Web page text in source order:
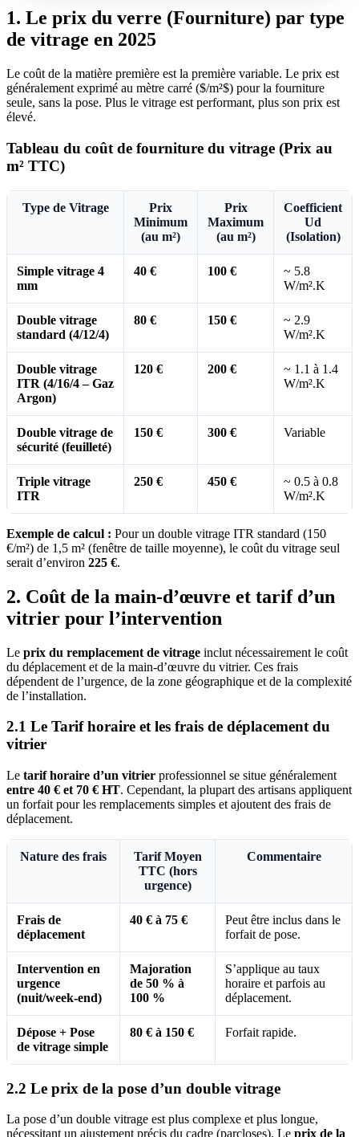
1. Le prix du verre (Fourniture) par type
de vitrage en 2025
Le coût de la matière première est la première variable. Le prix est
généralement exprimé au mètre carré ($/m²$) pour la fourniture
seule, sans la pose. Plus le vitrage est performant, plus son prix est
élevé.
Tableau du coût de fourniture du vitrage (Prix au
m² TTC)
Type de Vitrage
Prix
Minimum
(au m²)
Prix
Maximum
(au m²)
Coefficient
Ud
(Isolation)
Simple vitrage 4
mm
40 € 100 €
~ 5.8
W/m².K
Double vitrage
standard (4/12/4)
80 € 150 €
~ 2.9
W/m².K
Double vitrage
ITR (4/16/4 – Gaz
Argon)
120 € 200 €
~ 1.1 à 1.4
W/m².K
Double vitrage de
sécurité (feuilleté)
150 € 300 € Variable
Triple vitrage
ITR
250 € 450 €
~ 0.5 à 0.8
W/m².K
Exemple de calcul : Pour un double vitrage ITR standard (150
€/m²) de 1,5 m² (fenêtre de taille moyenne), le coût du vitrage seul
serait d’environ 225 €.
2. Coût de la main-d’œuvre et tarif d’un
vitrier pour l’intervention
Le prix du remplacement de vitrage inclut nécessairement le coût
du déplacement et de la main-d’œuvre du vitrier. Ces frais
dépendent de l’urgence, de la zone géographique et de la complexité
de l’installation.
2.1 Le Tarif horaire et les frais de déplacement du
vitrier
Le tarif horaire d’un vitrier professionnel se situe généralement
entre 40 € et 70 € HT. Cependant, la plupart des artisans appliquent
un forfait pour les remplacements simples et ajoutent des frais de
déplacement.
Nature des frais
Tarif Moyen
TTC (hors
urgence)
Commentaire
Frais de
déplacement
40 € à 75 €
Peut être inclus dans le
forfait de pose.
Intervention en
urgence
(nuit/week-end)
Majoration
de 50 % à
100 %
S’applique au taux
horaire et parfois au
déplacement.
Dépose + Pose
de vitrage simple
80 € à 150 € Forfait rapide.
2.2 Le prix de la pose d’un double vitrage
La pose d’un double vitrage est plus complexe et plus longue,
nécessitant un ajustement précis du cadre (parcloses). Le prix de la